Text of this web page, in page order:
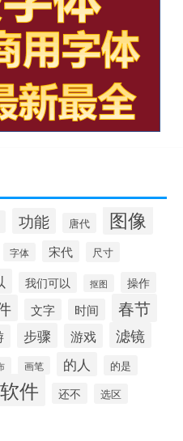
功能 唐代 图像
字体 宋代 尺寸
我们可以 抠图
操作
文字 时间 春节
步骤 游戏 滤镜
画笔 的人 的是
软件 还不 选区